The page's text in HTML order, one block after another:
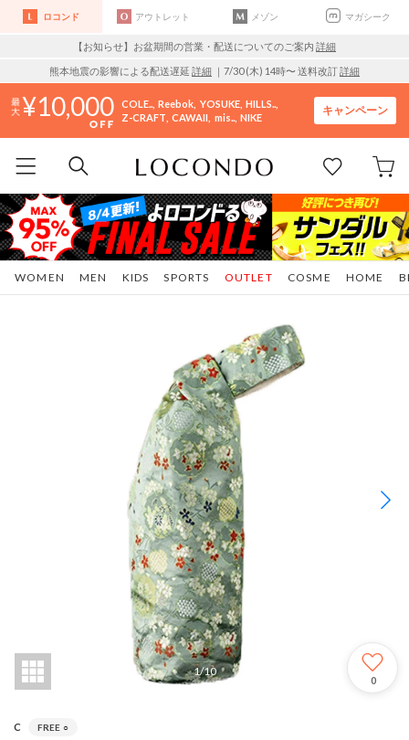
ロコンド アウトレット メゾン マガシーク
【お知らせ】お盆期間の営業・配送についてのご案内 詳細
熊本地震の影響による配送遅延 詳細 ｜7/30 (木) 14時〜 送料改訂詳細
10,000 COLE.. Reebok YOSUKE HILLS..
Z-CRAFT CAWAII mis.. NIKE
キャンペーン
WOMEN MEN KIDS SPORTS COSME HOME
OUTLET
1/10
0
C FREE ○